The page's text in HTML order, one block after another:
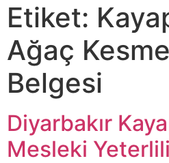
Etiket:
Ağaç
Belgesi
Diyarbakır
Mesleki